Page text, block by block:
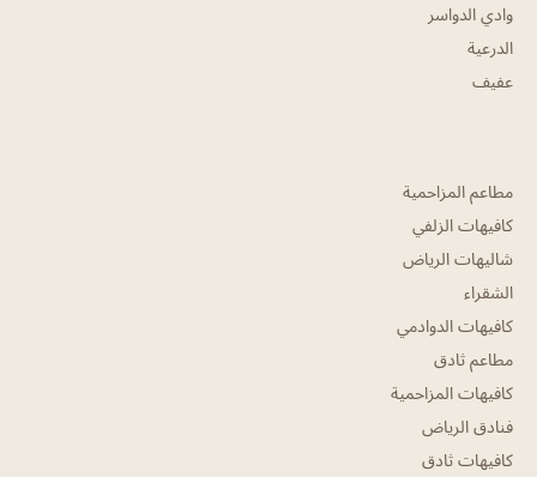
وادي الدواسر
الدرعية
عفيف
مطاعم المزاحمية
كافيهات الزلفي
شاليهات الرياض
الشقراء
كافيهات الدوادمي
مطاعم ثادق
كافيهات المزاحمية
فنادق الرياض
كافيهات ثادق